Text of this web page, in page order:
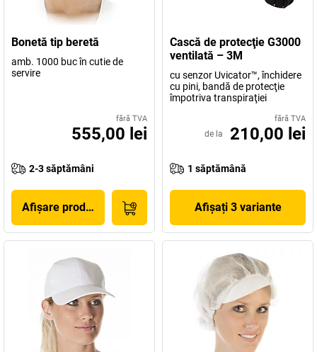
Bonetă tip beretă
amb. 1000 buc în cutie de
servire
fără TVA
555,00 lei
2-3 săptămâni
Afișare produs
Cască de protecţie G3000
ventilată – 3M
cu senzor Uvicator™, închidere
cu pini, bandă de protecţie
împotriva transpiraţiei
fără TVA
de la 210,00 lei
1 săptămână
Afișați 3 variante